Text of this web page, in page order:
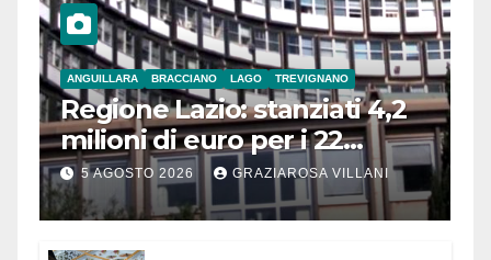
ANGUILLARA BRACCIANO LAGO TREVIGNANO
Regione Lazio: stanziati 4,2
milioni di euro per i 22
Comuni dell’Etruria
Meridionale
5 AGOSTO 2026 GRAZIAROSA VILLANI